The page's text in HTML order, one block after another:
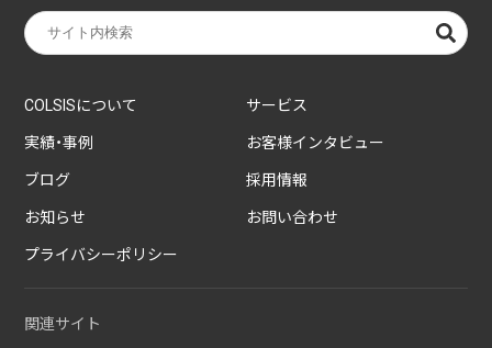
COLSISについて サービス
実績・事例 お客様インタビュー
ブログ 採用情報
お知らせ お問い合わせ
プライバシーポリシー
関連サイト